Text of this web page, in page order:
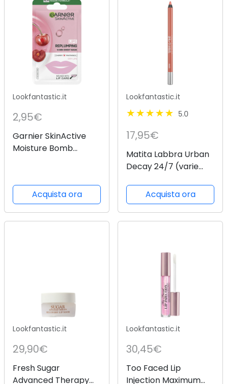
Lookfantastic.it
2,95€
Garnier SkinActive
Moisture Bomb
Acquista ora
Lookfantastic.it
5.0
17,95€
Matita Labbra Urban
Decay 24/7 (varie
Acquista ora
Lookfantastic.it
29,90€
Fresh Sugar
Advanced Therapy
Lookfantastic.it
30,45€
Too Faced Lip
Injection Maximum